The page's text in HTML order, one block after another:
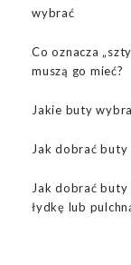
wybrać
Co oznacza
muszą go mieć?
Jakie buty
Jak dobrać
Jak dobrać
łydkę lub